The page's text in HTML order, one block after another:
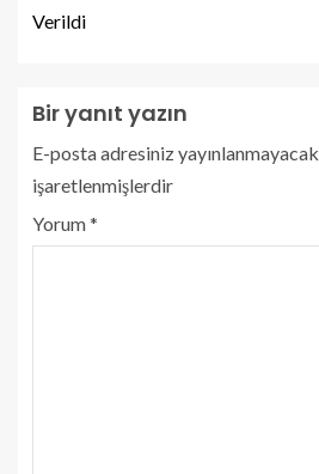
Verildi
Bir yanıt yazın
E-posta adresiniz yayınlanmayacak.
işaretlenmişlerdir
Yorum*